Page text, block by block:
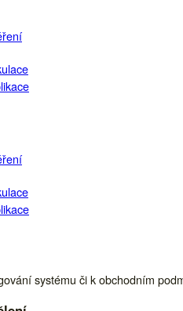
systému či k obchodním